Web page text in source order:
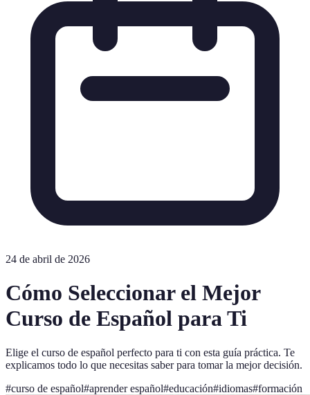
24 de abril de 2026
Cómo Seleccionar el Mejor
Curso de Español para Ti
Elige el curso de español perfecto para ti con esta guía práctica. Te
explicamos todo lo que necesitas saber para tomar la mejor decisión.
#curso de español#aprender español#educación#idiomas#formación